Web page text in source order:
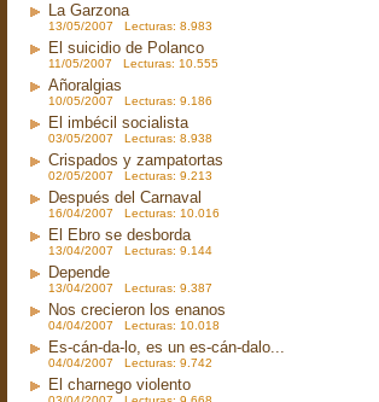
La Garzona
13/05/2007 Lecturas: 8.983
El suicidio de Polanco
11/05/2007 Lecturas: 10.555
Añoralgias
10/05/2007 Lecturas: 9.186
El imbécil socialista
03/05/2007 Lecturas: 8.938
Crispados y zampatortas
02/05/2007 Lecturas: 9.213
Después del Carnaval
16/04/2007 Lecturas: 10.016
El Ebro se desborda
13/04/2007 Lecturas: 9.144
Depende
13/04/2007 Lecturas: 9.387
Nos crecieron los enanos
04/04/2007 Lecturas: 10.018
Es-cán-da-lo, es un es-cán-dalo...
04/04/2007 Lecturas: 9.742
El charnego violento